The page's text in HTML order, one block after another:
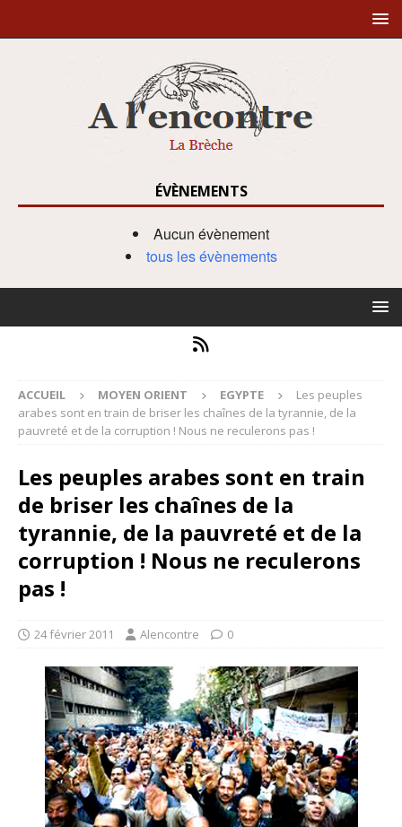
ÉVÈNEMENTS
Aucun évènement
tous les évènements
ACCUEIL MOYEN ORIENT EGYPTE
Les peuples
arabes sont en train de briser les chaînes de la tyrannie, de la
pauvreté et de la corruption ! Nous ne reculerons pas !
Les peuples arabes sont en train
de briser les chaînes de la
tyrannie, de la pauvreté et de la
corruption ! Nous ne reculerons
pas !
24 février 2011 Alencontre 0